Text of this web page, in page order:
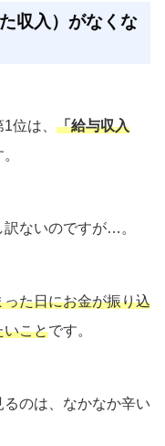
収入）がなくな
位は、 「給与収入
ないのですが…。
った日にお金が振り込
いことです。
のは、なかなか辛い